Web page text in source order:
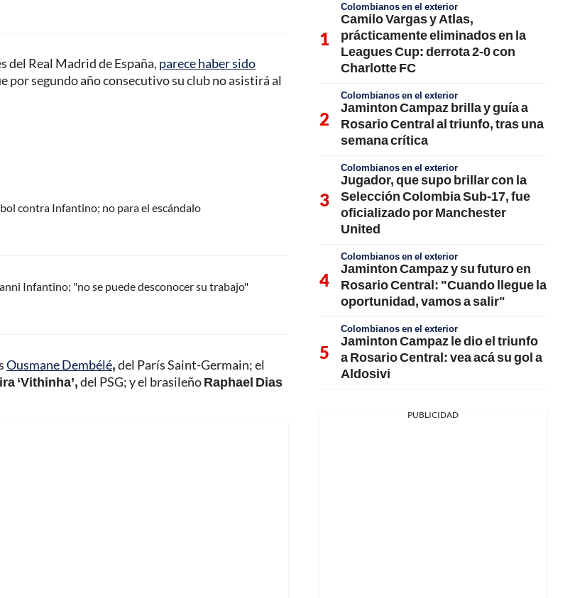
del Real Madrid de España, parece haber sido
por segundo año consecutivo su club no asistirá al
contra Infantino; no para el escándalo
Infantino; "no se puede desconocer su trabajo"
Ousmane Dembélé,del París Saint-Germain; el
‘Vithinha’,del PSG; y el brasileñoRaphael Dias
Colombianos en el exterior
Camilo Vargas y Atlas,
prácticamente eliminados en la
Leagues Cup: derrota 2-0 con
Charlotte FC
Colombianos en el exterior
Jaminton Campaz brilla y guía a
Rosario Central al triunfo, tras una
semana crítica
Colombianos en el exterior
Jugador, que supo brillar con la
Selección Colombia Sub-17, fue
oficializado por Manchester
United
Colombianos en el exterior
Jaminton Campaz y su futuro en
Rosario Central: "Cuando llegue la
oportunidad, vamos a salir"
Colombianos en el exterior
Jaminton Campaz le dio el triunfo
a Rosario Central: vea acá su gol a
Aldosivi
PUBLICIDAD